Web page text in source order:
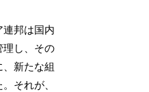
連邦は国内
理し、その
新たな組
それが、